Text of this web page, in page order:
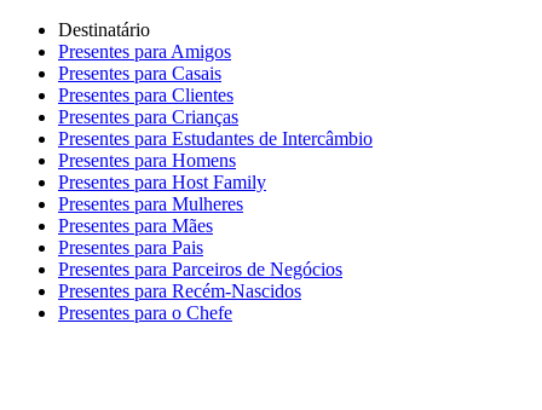
Destinatário
Presentes para Amigos
Presentes para Casais
Presentes para Clientes
Presentes para Crianças
Presentes para Estudantes de Intercâmbio
Presentes para Homens
Presentes para Host Family
Presentes para Mulheres
Presentes para Mães
Presentes para Pais
Presentes para Parceiros de Negócios
Presentes para Recém-Nascidos
Presentes para o Chefe